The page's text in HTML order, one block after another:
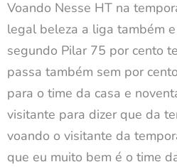
Voando Nesse HT na
legal beleza a liga também
segundo Pilar 75 por cento
passa também sem por
para o time da casa e
visitante para dizer que da
voando o visitante da
que eu muito bem é o time